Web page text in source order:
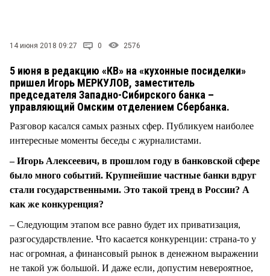
14 июня 2018 09:27 0 2576
5 июня в редакцию «КВ» на «кухонные посиделки»
пришел Игорь МЕРКУЛОВ, заместитель
председателя Западно-Сибирского банка –
управляющий Омским отделением Сбербанка.
Разговор касался самых разных сфер. Публикуем наиболее
интересные моменты беседы с журналистами.
– Игорь Алексеевич, в прошлом году в банковской сфере
было много событий. Крупнейшие частные банки вдруг
стали государственными. Это такой тренд в России? А
как же конкуренция?
– Следующим этапом все равно будет их приватизация,
разгосударствление. Что касается конкуренции: страна-то у
нас огромная, а финансовый рынок в денежном выражении
не такой уж большой. И даже если, допустим невероятное,